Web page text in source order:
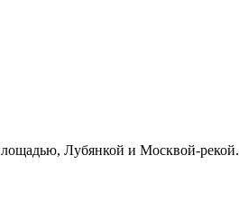
Лубянкой и Москвой-рекой.